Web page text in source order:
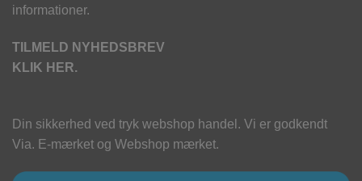
informationer.
TILMELD NYHEDSBREV
KLIK HER.
Din sikkerhed ved tryk webshop handel. Vi er godkendt
Via. E-mærket og Webshop mærket.